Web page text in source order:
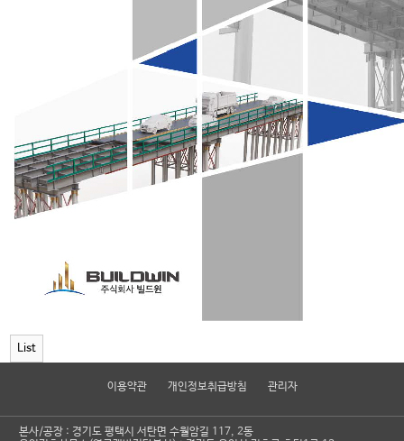
List
이용약관 개인정보취급방침 관리자
본사/공장 : 경기도 평택시 서탄면 수월암길 117, 2동